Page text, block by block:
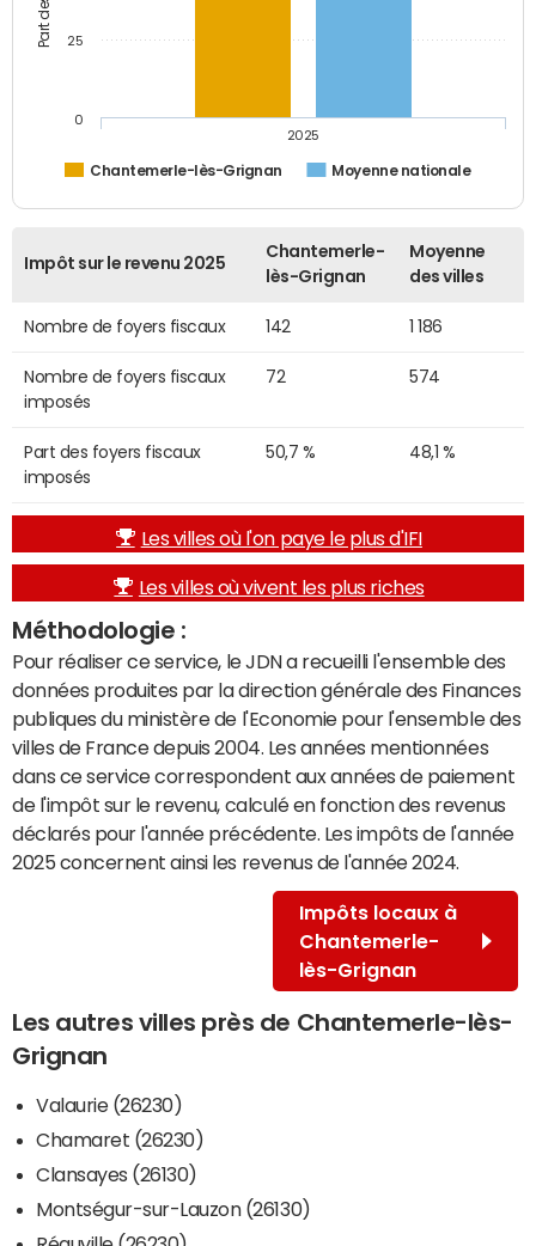
Chantemerle-lès-Grignan Moyenne nationale
2025
0
25
Impôt sur le revenu 2025
Chantemerle-
lès-Grignan
Moyenne
des villes
Nombre de foyers fiscaux 142 1 186
Nombre de foyers fiscaux
imposés
72 574
Part des foyers fiscaux
imposés
50,7 % 48,1 %
Les villes où l'on paye le plus d'IFI
Les villes où vivent les plus riches
Méthodologie :
Pour réaliser ce service, le JDN a recueilli l'ensemble des
données produites par la direction générale des Finances
publiques du ministère de l'Economie pour l'ensemble des
villes de France depuis 2004. Les années mentionnées
dans ce service correspondent aux années de paiement
de l'impôt sur le revenu, calculé en fonction des revenus
déclarés pour l'année précédente. Les impôts de l'année
2025 concernent ainsi les revenus de l'année 2024.
Impôts locaux à
Chantemerle-
lès-Grignan
Les autres villes près de Chantemerle-lès-
Grignan
Valaurie (26230)
Chamaret (26230)
Clansayes (26130)
Montségur-sur-Lauzon (26130)